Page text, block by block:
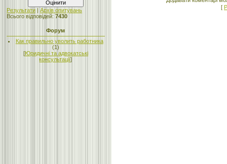
Результати | Архів опитувань
Всього відповідей: 7430
Форум
Как правильно уволить работника
(1)
[Юридичні та адвокатські
консультації]
[